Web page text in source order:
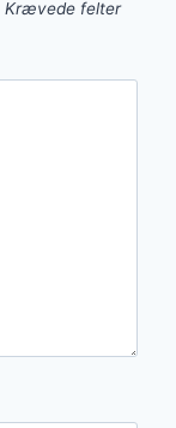
Krævede felter